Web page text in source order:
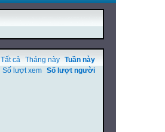
Tất cả Tháng này Tuần này
Số lượt xem Số lượt người